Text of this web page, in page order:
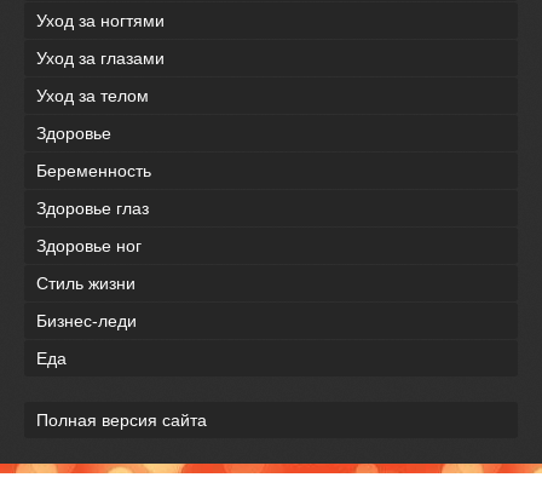
Уход за ногтями
Уход за глазами
Уход за телом
Здоровье
Беременность
Здоровье глаз
Здоровье ног
Стиль жизни
Бизнес-леди
Еда
Полная версия сайта